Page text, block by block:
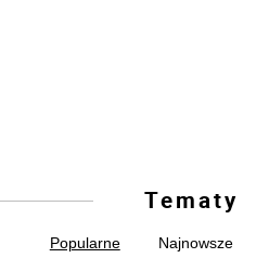
Tematy
Popularne Najnowsze